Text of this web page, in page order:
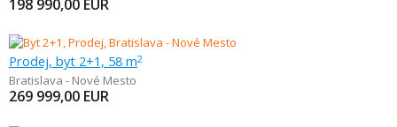
198 990,00 EUR
Prodej, byt 2+1, 58 m2
Bratislava - Nové Mesto
269 999,00 EUR